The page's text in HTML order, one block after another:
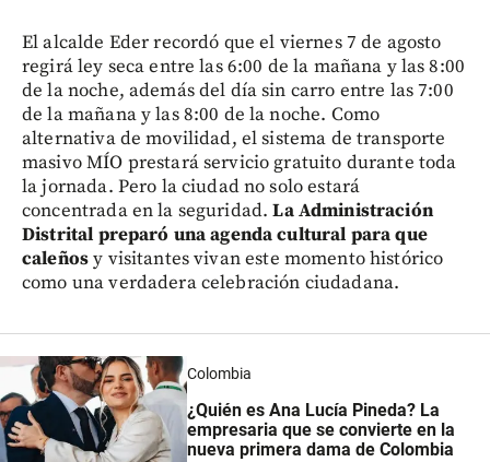
El alcalde Eder recordó que el viernes 7 de agosto
regirá ley seca entre las 6:00 de la mañana y las 8:00
de la noche, además del día sin carro entre las 7:00
de la mañana y las 8:00 de la noche. Como
alternativa de movilidad, el sistema de transporte
masivo MÍO prestará servicio gratuito durante toda
la jornada. Pero la ciudad no solo estará
concentrada en la seguridad.La Administración
Distrital preparó una agenda cultural para que
caleñosy visitantes vivan este momento histórico
como una verdadera celebración ciudadana.
Colombia
¿Quién es Ana Lucía Pineda? La
empresaria que se convierte en la
nueva primera dama de Colombia